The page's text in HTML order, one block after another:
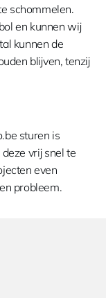
schommelen.
en kunnen wij
kunnen de
blijven, tenzij
sturen is
vrij snel te
even
probleem.